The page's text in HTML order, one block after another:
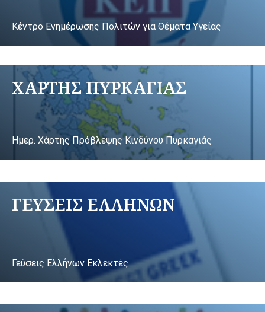
Κέντρο Ενημέρωσης Πολιτών για Θέματα Υγείας
ΧΑΡΤΗΣ ΠΥΡΚΑΓΙΑΣ
Ημερ. Χάρτης Πρόβλεψης Κινδύνου Πυρκαγιάς
ΓΕΥΣΕΙΣ ΕΛΛΗΝΩΝ
Γεύσεις Ελλήνων Εκλεκτές